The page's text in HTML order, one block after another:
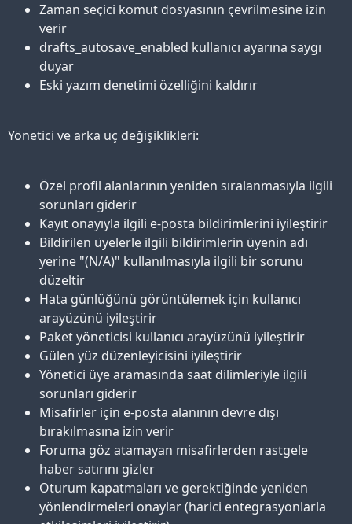
Zaman seçici komut dosyasının çevrilmesine izin
verir
drafts_autosave_enabled kullanıcı ayarına saygı
duyar
Eski yazım denetimi özelliğini kaldırır
Yönetici ve arka uç değişiklikleri:
Özel profil alanlarının yeniden sıralanmasıyla ilgili
sorunları giderir
Kayıt onayıyla ilgili e-posta bildirimlerini iyileştirir
Bildirilen üyelerle ilgili bildirimlerin üyenin adı
yerine "(N/A)" kullanılmasıyla ilgili bir sorunu
düzeltir
Hata günlüğünü görüntülemek için kullanıcı
arayüzünü iyileştirir
Paket yöneticisi kullanıcı arayüzünü iyileştirir
Gülen yüz düzenleyicisini iyileştirir
Yönetici üye aramasında saat dilimleriyle ilgili
sorunları giderir
Misafirler için e-posta alanının devre dışı
bırakılmasına izin verir
Foruma göz atamayan misafirlerden rastgele
haber satırını gizler
Oturum kapatmaları ve gerektiğinde yeniden
yönlendirmeleri onaylar (harici entegrasyonlarla